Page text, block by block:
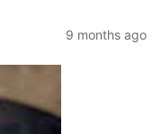
9 months ago